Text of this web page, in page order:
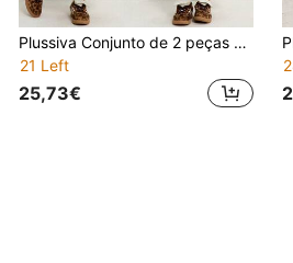
Plussiva Conjunto de 2 peças para gestantes plus size, composto por camiseta de manga curta e regata em cor sólida.
21 Left
25,73€